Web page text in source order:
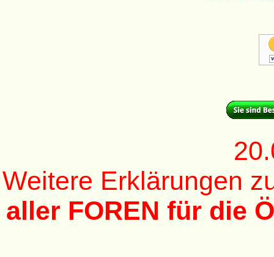
Weitere Erklärungen
aller FOREN für die